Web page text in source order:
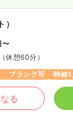
〜
（休憩60分）
ブランク可 時給
る